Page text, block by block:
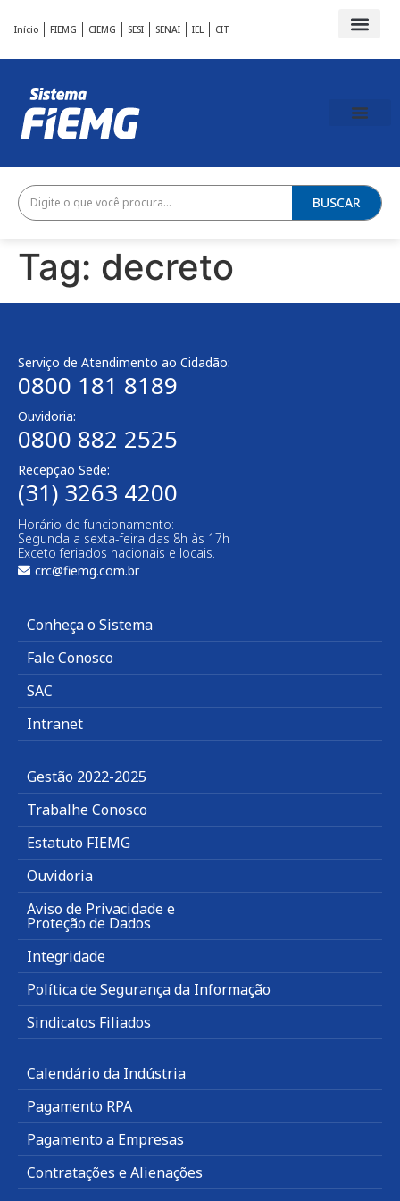
Início FIEMG CIEMG SESI SENAI IEL CIT
BUSCAR
Tag: decreto
Serviço de Atendimento ao Cidadão:
0800 181 8189
Ouvidoria:
0800 882 2525
Recepção Sede:
(31) 3263 4200
Horário de funcionamento:
Segunda a sexta-feira das 8h às 17h
Exceto feriados nacionais e locais.
crc@fiemg.com.br
Conheça o Sistema
Fale Conosco
SAC
Intranet
Gestão 2022-2025
Trabalhe Conosco
Estatuto FIEMG
Ouvidoria
Aviso de Privacidade e
Proteção de Dados
Integridade
Política de Segurança da Informação
Sindicatos Filiados
Calendário da Indústria
Pagamento RPA
Pagamento a Empresas
Contratações e Alienações